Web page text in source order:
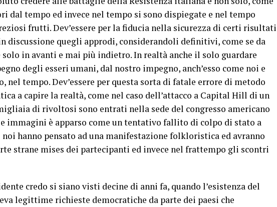
dal tempo ed invece nel tempo si sono dispiegate e nel tempo
frutti. Dev’essere per la fiducia nella sicurezza di certi risultati
discussione quegli approdi, considerandoli definitivi, come se da
solo in avanti e mai più indietro. In realtà anche il solo guardare
degli esseri umani, dal nostro impegno, anch’esso come noi e
nel tempo. Dev’essere per questa sorta di fatale errore di metodo
a capire la realtà, come nel caso dell’attacco a Capital Hill di un
di rivoltosi sono entrati nella sede del congresso americano
immagini è apparso come un tentativo fallito di colpo di stato a
hanno pensato ad una manifestazione folkloristica ed avranno
strane mises dei partecipanti ed invece nel frattempo gli scontri
credo si siano visti decine di anni fa, quando l’esistenza del
legittime richieste democratiche da parte dei paesi che